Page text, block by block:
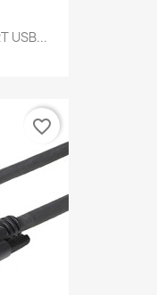
USB...
favorite_border